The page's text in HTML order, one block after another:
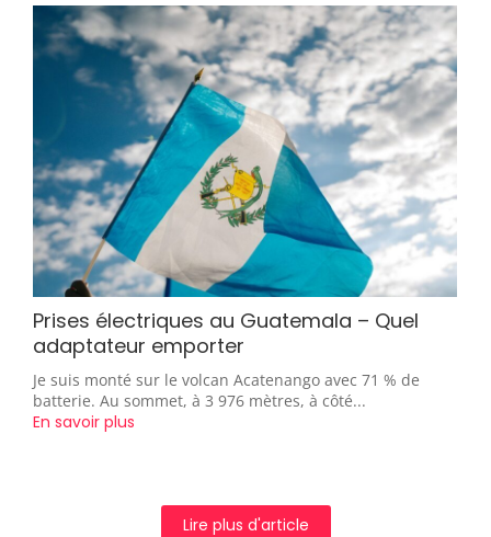
Prises électriques au Guatemala – Quel
adaptateur emporter
Je suis monté sur le volcan Acatenango avec 71 % de
batterie. Au sommet, à 3 976 mètres, à côté...
En savoir plus
Lire plus d'article